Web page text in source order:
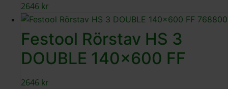
2646 kr
Festool Rörstav HS 3
DOUBLE 140×600 FF
2646 kr